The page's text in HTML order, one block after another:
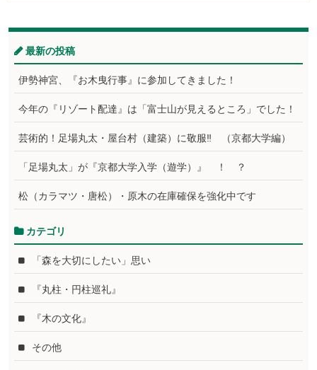
最新の投稿
伊勢神宮、『お木曳行事』に参加してきました！
今年の『リゾート配達』は「富士山が見えるところ」でした！
芸術的！足場丸太・屋台村（建築）に敬服‼ （京都大学編）
「足場丸太」が『京都大学入学（遊学）』 ！ ？
松（カラマツ・唐松）・原木の在庫確保を強化中です
カテゴリ
「森を大切にしたい」思い
『丸柱・円柱巡礼』
『木の文化』
その他